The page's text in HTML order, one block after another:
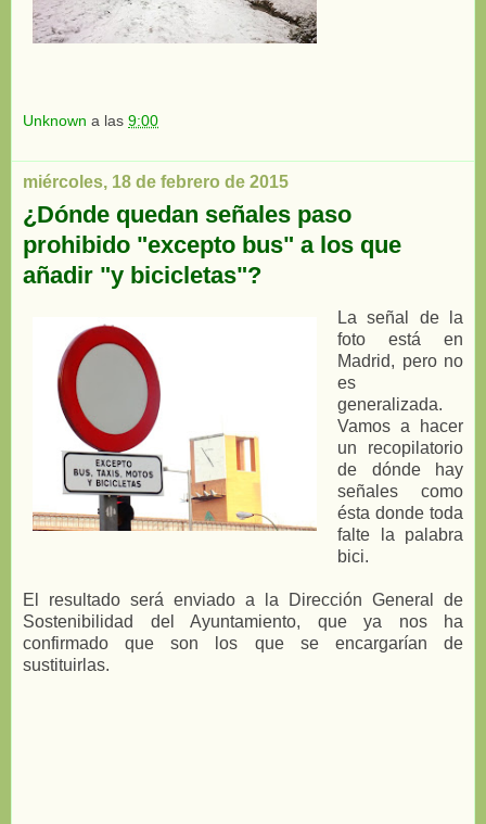
Unknown a las 9:00
miércoles, 18 de febrero de 2015
¿Dónde quedan señales paso
prohibido "excepto bus" a los que
añadir "y bicicletas"?
La señal de la
foto está en
Madrid, pero no
es
generalizada.
Vamos a hacer
un recopilatorio
de dónde hay
señales como
ésta donde toda
falte la palabra
bici.
El resultado será enviado a la Dirección General de
Sostenibilidad del Ayuntamiento, que ya nos ha
confirmado que son los que se encargarían de
sustituirlas.